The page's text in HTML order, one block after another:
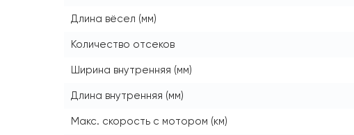
Длина вёсел (мм)
Количество отсеков
Ширина внутренняя (мм)
Длина внутренняя (мм)
Макс. скорость с мотором (км)